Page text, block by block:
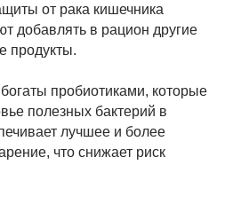
от рака кишечника
добавлять в рацион другие
продукты.
пробиотиками, которые
полезных бактерий в
лучшее и более
что снижает риск